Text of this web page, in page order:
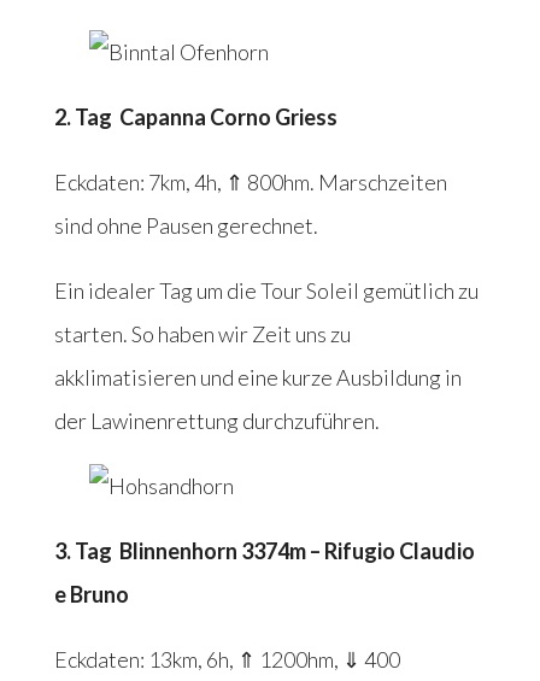
2. Tag Capanna Corno Griess
Eckdaten: 7km, 4h, ⇑ 800hm. Marschzeiten
sind ohne Pausen gerechnet.
Ein idealer Tag um die Tour Soleil gemütlich zu
starten. So haben wir Zeit uns zu
akklimatisieren und eine kurze Ausbildung in
der Lawinenrettung durchzuführen.
3. Tag Blinnenhorn 3374m – Rifugio Claudio
e Bruno
Eckdaten: 13km, 6h, ⇑ 1200hm, ⇓ 400